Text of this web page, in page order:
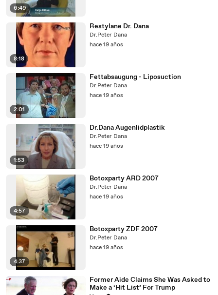
6:49
8:18
Restylane Dr. Dana
Dr.Peter Dana
hace 19 años
2:01
Fettabsaugung - Liposuction
Dr.Peter Dana
hace 19 años
1:53
Dr.Dana Augenlidplastik
Dr.Peter Dana
hace 19 años
4:57
Botoxparty ARD 2007
Dr.Peter Dana
hace 19 años
4:37
Botoxparty ZDF 2007
Dr.Peter Dana
hace 19 años
Former Aide Claims She Was Asked to
Make a ‘Hit List’ For Trump